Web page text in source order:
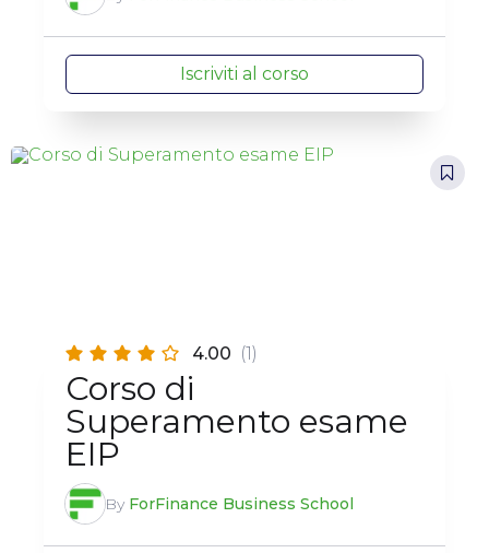
Iscriviti al corso
4.00 (1)
Corso di
Superamento esame
EIP
By ForFinance Business School